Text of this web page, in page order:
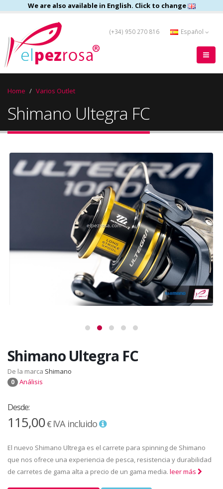
We are also available in English. Click to change
(+34) 950 270 816 Español
Home Varios Outlet
Shimano Ultegra FC
Shimano Ultegra FC
De la marca Shimano
0 Análisis
Desde:
115,00€ IVA incluido
El nuevo Shimano Ultrega es el carrete para spinning de Shimano
que nos ofrece una experiencia de pesca, resistencia y durabilidad
de carretes de gama alta a precio de un gama media. leer más